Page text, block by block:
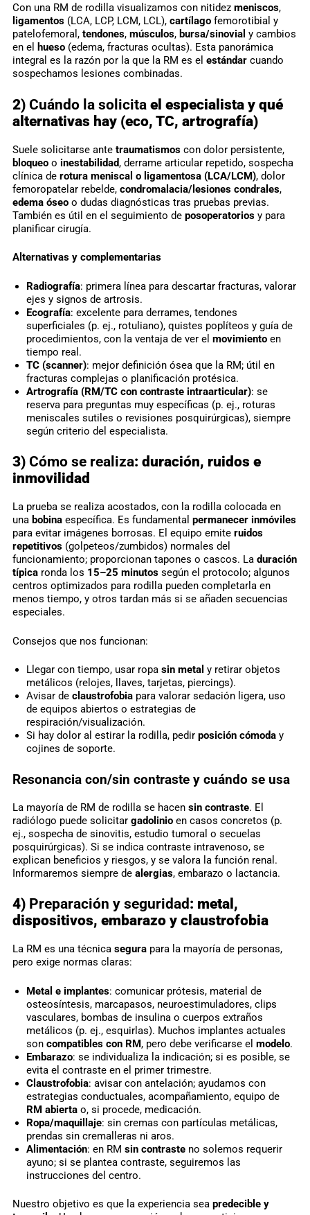
Con una RM de rodilla visualizamos con nitidez meniscos,
ligamentos(LCA, LCP, LCM, LCL), cartílagofemorotibial y
patelofemoral, tendones, músculos, bursa/sinovial y cambios
en el hueso(edema, fracturas ocultas). Esta panorámica
integral es la razón por la que la RM es el estándarcuando
sospechamos lesiones combinadas.
2) Cuándo la solicitael especialista y qué
alternativas hay (eco, TC, artrografía)
Suele solicitarse ante traumatismoscon dolor persistente,
bloqueoo inestabilidad, derrame articular repetido, sospecha
clínica de rotura meniscal o ligamentosa (LCA/LCM), dolor
femoropatelar rebelde, condromalacia/lesiones condrales,
edema óseoo dudas diagnósticas tras pruebas previas.
También es útil en el seguimiento de posoperatoriosy para
planificar cirugía.
Alternativas y complementarias
Radiografía: primera línea para descartar fracturas, valorar
ejes y signos de artrosis.
Ecografía: excelente para derrames, tendones
superficiales (p. ej., rotuliano), quistes poplíteos y guía de
procedimientos, con la ventaja de ver el movimientoen
tiempo real.
TC (scanner): mejor definición ósea que la RM; útil en
fracturas complejas o planificación protésica.
Artrografía (RM/TC con contraste intraarticular): se
reserva para preguntas muy específicas (p. ej., roturas
meniscales sutiles o revisiones posquirúrgicas), siempre
según criterio del especialista.
3) Cómo se realiza: duración, ruidos e
inmovilidad
La prueba se realiza acostados, con la rodilla colocada en
una bobinaespecífica. Es fundamental permanecer inmóviles
para evitar imágenes borrosas. El equipo emite ruidos
repetitivos(golpeteos/zumbidos) normales del
funcionamiento; proporcionan tapones o cascos. La duración
típicaronda los 15–25 minutossegún el protocolo; algunos
centros optimizados para rodilla pueden completarla en
menos tiempo, y otros tardan más si se añaden secuencias
especiales.
Consejos que nos funcionan:
Llegar con tiempo, usar ropa sin metal y retirar objetos
metálicos (relojes, llaves, tarjetas, piercings).
Avisar de claustrofobiapara valorar sedación ligera, uso
de equipos abiertos o estrategias de
respiración/visualización.
Si hay dolor al estirar la rodilla, pedir posición cómoday
cojines de soporte.
Resonancia con/sin contrastey cuándo se usa
La mayoría de RM de rodilla se hacen sin contraste. El
radiólogo puede solicitar gadolinioen casos concretos (p.
ej., sospecha de sinovitis, estudio tumoral o secuelas
posquirúrgicas). Si se indica contraste intravenoso, se
explican beneficios y riesgos, y se valora la función renal.
Informaremos siempre de alergias, embarazo o lactancia.
4) Preparación y seguridad : metal,
dispositivos, embarazo y claustrofobia
La RM es una técnica segurapara la mayoría de personas,
pero exige normas claras:
Metal e implantes: comunicar prótesis, material de
osteosíntesis, marcapasos, neuroestimuladores, clips
vasculares, bombas de insulina o cuerpos extraños
metálicos (p. ej., esquirlas). Muchos implantes actuales
son compatibles con RM, pero debe verificarse el modelo.
Embarazo: se individualiza la indicación; si es posible, se
evita el contraste en el primer trimestre.
Claustrofobia: avisar con antelación; ayudamos con
estrategias conductuales, acompañamiento, equipo de
RM abiertao, si procede, medicación.
Ropa/maquillaje: sin cremas con partículas metálicas,
prendas sin cremalleras ni aros.
Alimentación: en RM sin contrasteno solemos requerir
ayuno; si se plantea contraste, seguiremos las
instrucciones del centro.
Nuestro objetivo es que la experiencia sea predecible y